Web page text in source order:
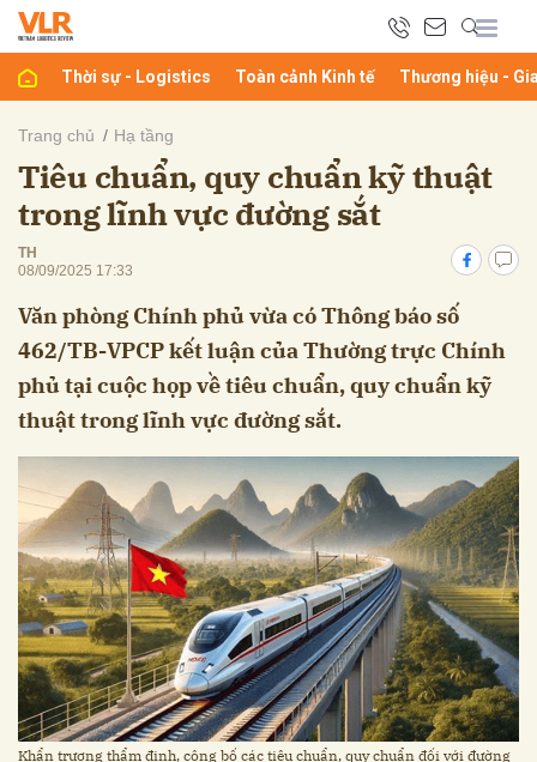
Thời sự - Logistics Toàn cảnh Kinh tế Thương hiệu -
Trang chủ Hạ tầng
Tiêu chuẩn, quy chuẩn kỹ thuật
trong lĩnh vực đường sắt
TH
08/09/2025 17:33
Văn phòng Chính phủ vừa có Thông báo số
462/TB-VPCP kết luận của Thường trực Chính
phủ tại cuộc họp về tiêu chuẩn, quy chuẩn kỹ
thuật trong lĩnh vực đường sắt.
Khẩn trương thẩm định, công bố các tiêu chuẩn, quy chuẩn đối với đường
luận
Hủy